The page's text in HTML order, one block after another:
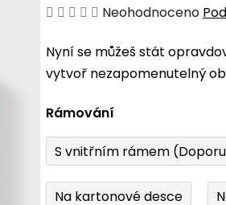
Průměrné
produktu
je
z
5
hvězdiček.
Neohodnoceno
Nyní se můžeš stát
vytvoř nezapomenutelný
Rámování
S vnitřním rámem
Na kartonové desce